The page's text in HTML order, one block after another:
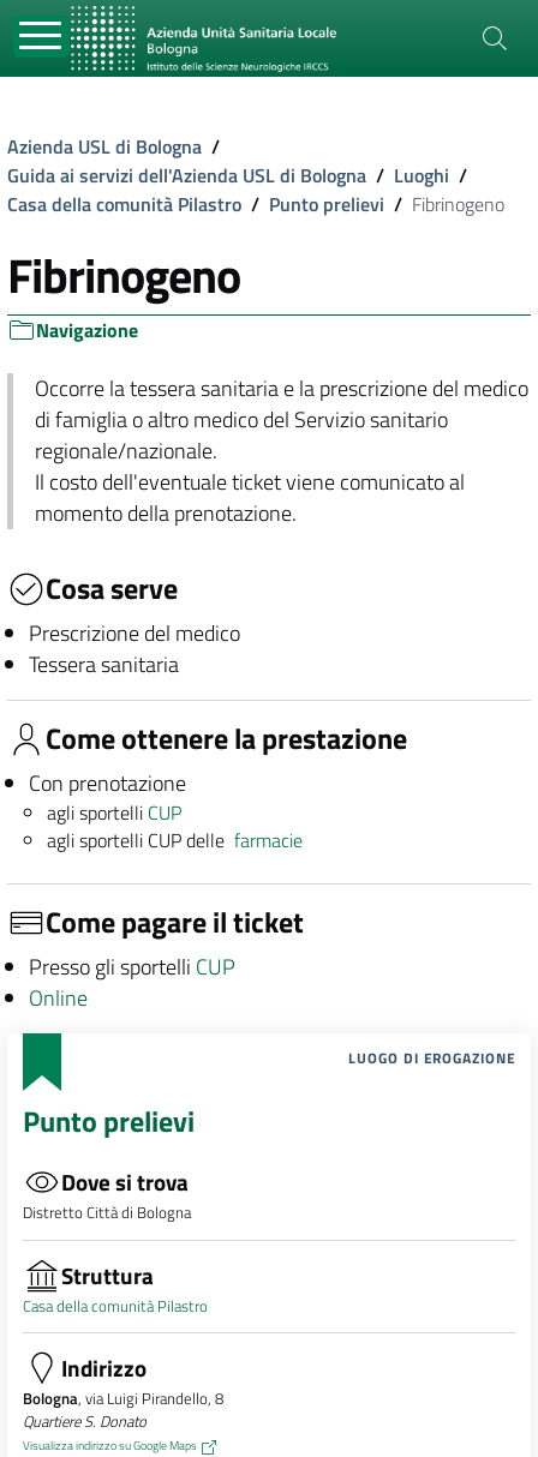
Azienda USL di Bologna /
Guida ai servizi dell'Azienda USL di Bologna / Luoghi /
Casa della comunità Pilastro / Punto prelievi / Fibrinogeno
Fibrinogeno
Navigazione
Occorre la tessera sanitaria e la prescrizione del medico
di famiglia o altro medico del Servizio sanitario
regionale/nazionale.
Il costo dell'eventuale ticket viene comunicato al
momento della prenotazione.
Cosa serve
Prescrizione del medico
Tessera sanitaria
Come ottenere la prestazione
Con prenotazione
agli sportelli CUP
agli sportelli CUP dellefarmacie
Come pagare il ticket
Presso gli sportelli CUP
Online
LUOGO DI EROGAZIONE
Punto prelievi
Dove si trova
Distretto Città di Bologna
Struttura
Casa della comunità Pilastro
Indirizzo
Bologna, via Luigi Pirandello, 8
Quartiere S. Donato
Visualizza indirizzo su Google Maps